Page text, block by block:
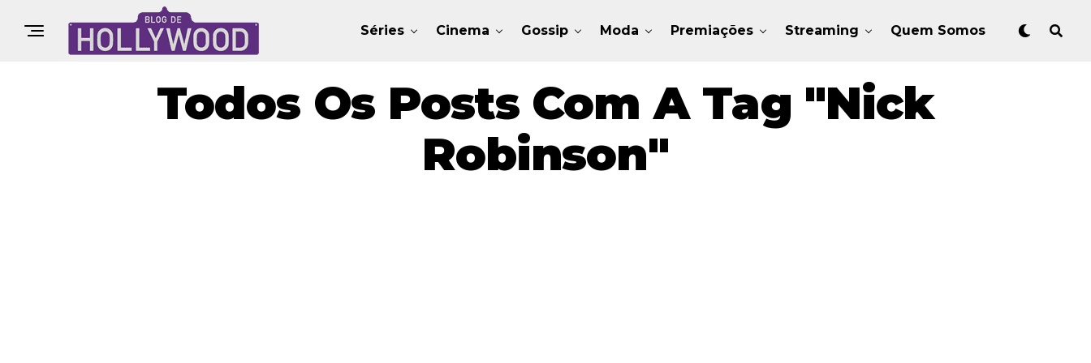
Séries Cinema Gossip Moda Premiações Streaming Quem Somos
Todos Os Posts Com A Tag "Nick
Robinson"